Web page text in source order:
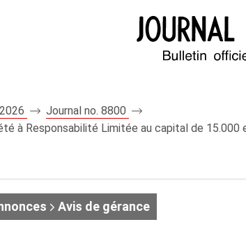
Journal no. 8800
à Responsabilité Limitée au capital de
Avis de gérance